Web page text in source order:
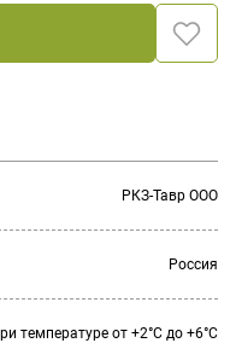
РКЗ-Тавр ООО
Россия
температуре от +2°С до +6°С